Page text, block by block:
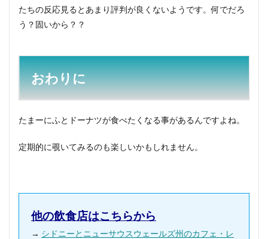
たちの反応見るとあまり評判が良くないようです。何でだろ
う？固いから？？
おわりに
たまーにふとドーナツが食べたくなる事があるんですよね。
定期的に覗いてみるのも楽しいかもしれません。
他の飲食店はこちらから
→ シドニーとニューサウスウェールズ州のカフェ・レ